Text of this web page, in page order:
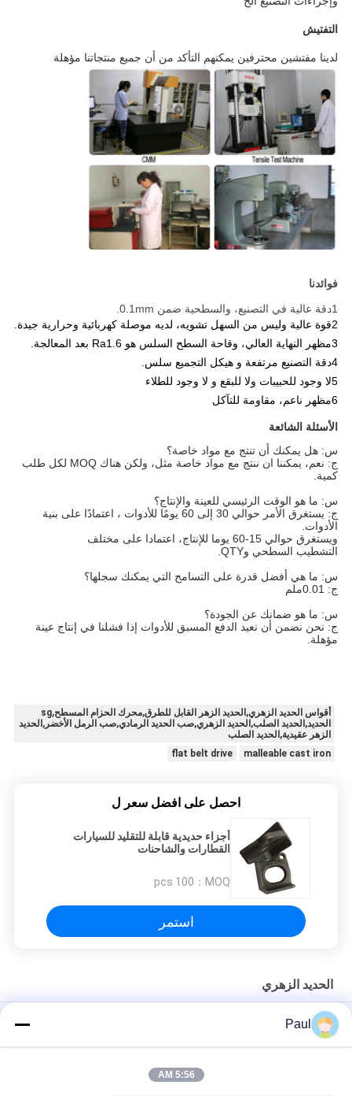
التفتيش
لدينا مفتشين محترفين يمكنهم التأكد من أن جميع منتجاتنا مؤهلة
فوائدنا
1دقة عالية في التصنيع، والسطحية ضمن 0.1mm.
2قوة عالية وليس من السهل تشويه، لديه موصلة كهربائية وحرارية جيدة.
3مظهر النهاية العالي، وقاحة السطح السلس هو Ra1.6 بعد المعالجة.
4دقة التصنيع مرتفعة و هيكل التجميع سلس.
5لا وجود للحبيبات ولا للبقع و لا وجود للطلاء
6مظهر ناعم، مقاومة للتآكل
الأسئلة الشائعة
س: هل يمكنك أن تنتج مع مواد خاصة؟
ج: نعم، يمكننا ان ننتج مع مواد خاصة مثل، ولكن هناك MOQ لكل طلب
كمية.
س: ما هو الوقت الرئيسي للعينة والإنتاج؟
ج: يستغرق الأمر حوالي 30 إلى 60 يومًا للأدوات ، اعتمادًا على بنية
الأدوات.
ويستغرق حوالي 15-60 يوما للإنتاج، اعتمادا على مختلف
التشطيب السطحي وQTY.
س: ما هي أفضل قدرة على التسامح التي يمكنك سجلها؟
ج: 0.01ملم
س: ما هو ضمانك عن الجودة؟
ج: نحن نضمن أن نعيد الدفع المسبق للأدوات إذا فشلنا في إنتاج عينة
مؤهلة.
أقواس الحديد الزهري,الحديد الزهر القابل للطرق,محرك الحزام المسطح,sg
الحديد,الحديد الصلب,الحديد الزهري,صب الحديد الرمادي,صب الرمل الأخضر,الحديد
الزهر عقيدية,الحديد الصلب
malleable cast iron
flat belt drive
احصل على افضل سعر ل
أجزاء حديدية قابلة للتقليد للسيارات
القطارات والشاحنات
MOQ：
100 pcs
استمر
الحديد الزهري
مقعد محمل من الحديد الزهر المطاوع، غلاف محمل
الرمال الصلبة الحديدية الصب الصرف الصحي الحفرة المخصصة الشباك
Paul
5:56 AM